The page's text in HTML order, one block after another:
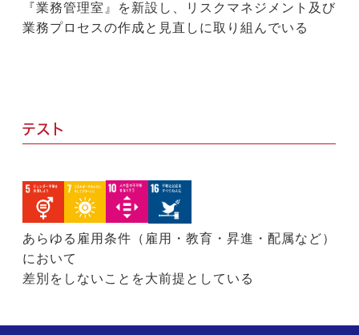
『業務管理室』を新設し、リスクマネジメント及び
業務プロセスの作成と見直しに取り組んでいる
テスト
あらゆる雇用条件（雇用・教育・昇進・配属など）
において
差別をしないことを大前提としている